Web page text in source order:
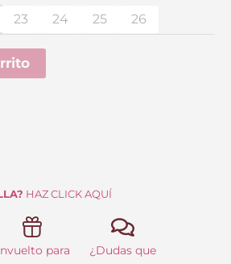
original
era:
41.99 €.
actual
23 24 25 26
HAZ CLICK AQUÍ
para
¿Dudas que